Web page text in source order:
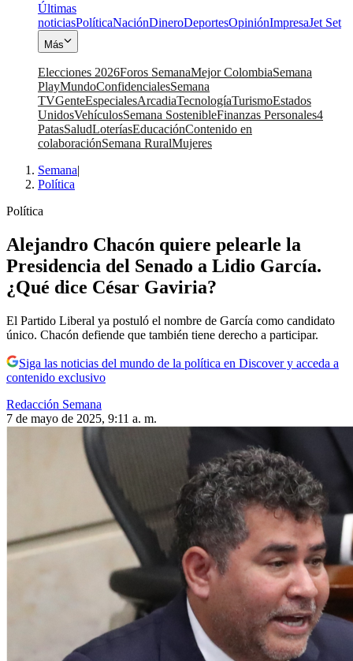
Últimas
noticiasPolíticaNaciónDineroDeportesOpiniónImpresaJet Set
Más
Elecciones 2026Foros SemanaMejor ColombiaSemana
PlayMundoConfidencialesSemana
TVGenteEspecialesArcadiaTecnologíaTurismoEstados
UnidosVehículosSemana SostenibleFinanzas Personales4
PatasSaludLoteríasEducaciónContenido en
colaboraciónSemana RuralMujeres
Semana|
Política
Política
Alejandro Chacón quiere pelearle la
Presidencia del Senado a Lidio García.
¿Qué dice César Gaviria?
El Partido Liberal ya postuló el nombre de García como candidato
único. Chacón defiende que también tiene derecho a participar.
Siga las noticias del mundo de la política en Discover y acceda a
contenido exclusivo
Redacción Semana
7 de mayo de 2025, 9:11 a. m.